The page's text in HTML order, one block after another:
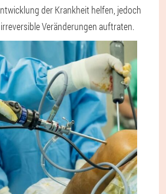
der Krankheit helfen, jedoch
Veränderungen auftraten.